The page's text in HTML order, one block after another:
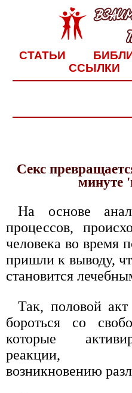
СТАТЬИ
ССЫЛКИ
Секс
минуте
На основе
процессов,
человека во время
пришли к выводу,
становится
Так, половой акт
бороться со
которые
реакции,
возникновению